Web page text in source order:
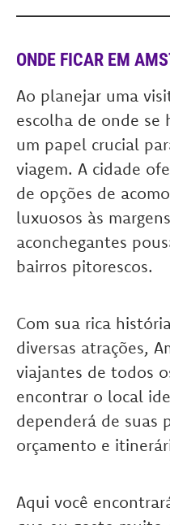
ONDE FICAR EM
Ao planejar uma
escolha de onde se
um papel crucial
viagem. A cidade
de opções de
luxuosos às
aconchegantes
bairros pitorescos.
Com sua rica
diversas atrações,
viajantes de todos
encontrar o local
dependerá de suas
orçamento e
Aqui você